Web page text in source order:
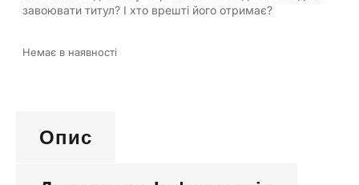
завоювати титул? І хто врешті його отримає?
Немає в наявності
Опис